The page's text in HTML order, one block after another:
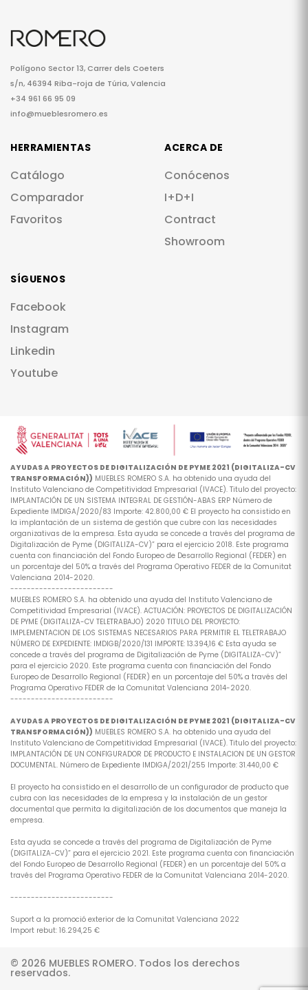
Polígono Sector 13, Carrer dels Coeters
s/n, 46394 Riba-roja de Túria, Valencia
+34 961 66 95 09
info@mueblesromero.es
HERRAMIENTAS
Catálogo
Comparador
Favoritos
ACERCA DE
Conócenos
I+D+I
Contract
Showroom
SÍGUENOS
Facebook
Instagram
Linkedin
Youtube
AYUDAS A PROYECTOS DE DIGITALIZACIÓN DE PYME 2021 (DIGITALIZA-CV
TRANSFORMACIÓN)) MUEBLES ROMERO S.A. ha obtenido una ayuda del
Instituto Valenciano de Competitividad Empresarial (IVACE). Titulo del proyecto:
IMPLANTACIÓN DE UN SISTEMA INTEGRAL DE GESTIÓN-ABAS ERP Número de
Expediente IMDIGA/2020/83 Importe: 42.800,00 € El proyecto ha consistido en
la implantación de un sistema de gestión que cubre con las necesidades
organizativas de la empresa. Esta ayuda se concede a través del programa de
Digitalización de Pyme (DIGITALIZA-CV)” para el ejercicio 2018. Este programa
cuenta con financiación del Fondo Europeo de Desarrollo Regional (FEDER) en
un porcentaje del 50% a través del Programa Operativo FEDER de la Comunitat
Valenciana 2014-2020.
-------------------------
MUEBLES ROMERO S.A. ha obtenido una ayuda del Instituto Valenciano de
Competitividad Empresarial (IVACE). ACTUACIÓN: PROYECTOS DE DIGITALIZACIÓN
DE PYME (DIGITALIZA-CV TELETRABAJO) 2020 TITULO DEL PROYECTO:
IMPLEMENTACION DE LOS SISTEMAS NECESARIOS PARA PERMITIR EL TELETRABAJO
NÚMERO DE EXPEDIENTE: IMDIGB/2020/131 IMPORTE: 13.394,16 € Esta ayuda se
concede a través del programa de Digitalización de Pyme (DIGITALIZA-CV)”
para el ejercicio 2020. Este programa cuenta con financiación del Fondo
Europeo de Desarrollo Regional (FEDER) en un porcentaje del 50% a través del
Programa Operativo FEDER de la Comunitat Valenciana 2014-2020.
-------------------------
AYUDAS A PROYECTOS DE DIGITALIZACIÓN DE PYME 2021 (DIGITALIZA-CV
TRANSFORMACIÓN)) MUEBLES ROMERO S.A. ha obtenido una ayuda del
Instituto Valenciano de Competitividad Empresarial (IVACE). Titulo del proyecto:
IMPLANTACIÓN DE UN CONFIGURADOR DE PRODUCTO E INSTALACION DE UN GESTOR
DOCUMENTAL. Número de Expediente IMDIGA/2021/255 Importe: 31.440,00 €
El proyecto ha consistido en el desarrollo de un configurador de producto que
cubra con las necesidades de la empresa y la instalación de un gestor
documental que permita la digitalización de los documentos que maneja la
empresa.
Esta ayuda se concede a través del programa de Digitalización de Pyme
(DIGITALIZA-CV)” para el ejercicio 2021. Este programa cuenta con financiación
del Fondo Europeo de Desarrollo Regional (FEDER) en un porcentaje del 50% a
través del Programa Operativo FEDER de la Comunitat Valenciana 2014-2020.
-------------------------
Suport a la promoció exterior de la Comunitat Valenciana 2022
Import rebut: 16.294,25 €
© 2026 MUEBLES ROMERO. Todos los derechos
reservados.